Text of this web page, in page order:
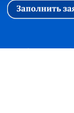
Первая | Ассоциация |